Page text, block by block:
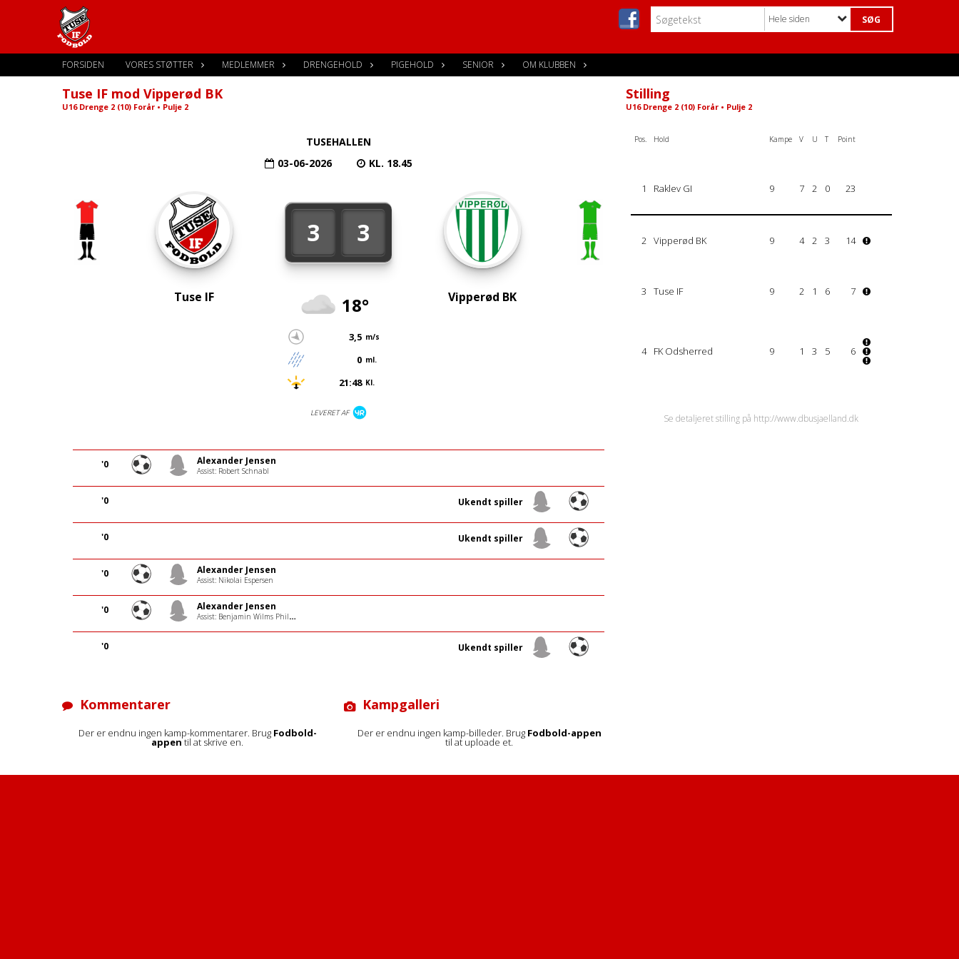
Hele siden
FORSIDEN VORES STØTTER MEDLEMMER DRENGEHOLD PIGEHOLD SENIOR OM KLUBBEN
Tuse IF mod Vipperød BK
U16 Drenge 2 (10) Forår • Pulje 2
TUSEHALLEN
03-06-2026
KL. 18.45
Tuse IF
3 3
18°
3,5 m/s
0 ml.
21:48 Kl.
LEVERET AF
Vipperød BK
'0 Alexander Jensen
Assist: Robert Schnabl
'0 Ukendt spiller
'0 Ukendt spiller
'0 Alexander Jensen
Assist: Nikolai Espersen
'0 Alexander Jensen
Assist: Benjamin Wilms Philipsen
'0 Ukendt spiller
Stilling
U16 Drenge 2 (10) Forår • Pulje 2
Pos. Hold Kampe V U T Point
1 Raklev GI 9 7 2 0 23
2 Vipperød BK 9 4 2 3 14
3 Tuse IF 9 2 1 6 7
4 FK Odsherred 9 1 3 5 6
Se detaljeret stilling på http://www.dbusjaelland.dk
Kommentarer
Der er endnu ingen kamp-kommentarer. Brug Fodbold-
appentil at skrive en.
Kampgalleri
Der er endnu ingen kamp-billeder. Brug Fodbold-appen
til at uploade et.